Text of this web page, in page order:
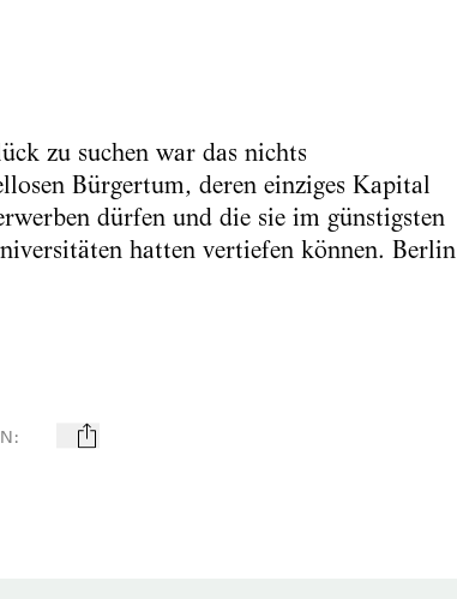
zu suchen war das nichts
Bürgertum, deren einziges Kapital
dürfen und die sie im günstigsten
hatten vertiefen können. Berlin
: mail